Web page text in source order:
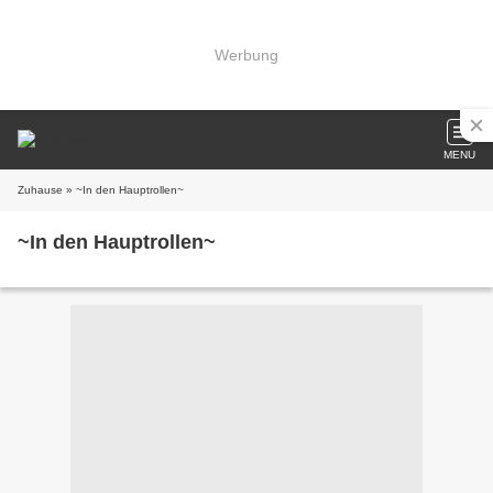
Werbung
MENU
Zuhause » ~In den Hauptrollen~
~In den Hauptrollen~